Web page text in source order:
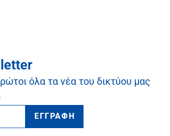
όλα τα νέα του δικτύου μας
ΕΓΓΡΑΦΗ